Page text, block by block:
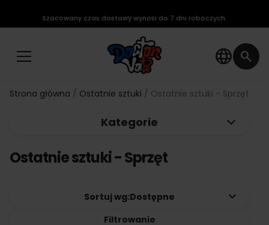
language search
Szacowany czas dostawy wynosi do 7 dni roboczych.
Strona główna Ostatnie sztuki Ostatnie sztuki - Sprzęt
Kategorie keyboard_arrow_down
Ostatnie sztuki - Sprzęt
Sortuj wg:Dostępne keyboard_arrow_down
Filtrowanie